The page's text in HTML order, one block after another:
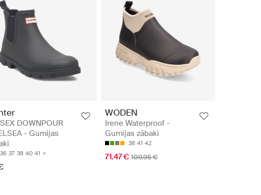
DOWNPOUR
- Gumijas
36 37 38 40 41
WODEN
Irene Waterproof -
Gumijas zābaki
38 41 42
71.47 € 109.95 €